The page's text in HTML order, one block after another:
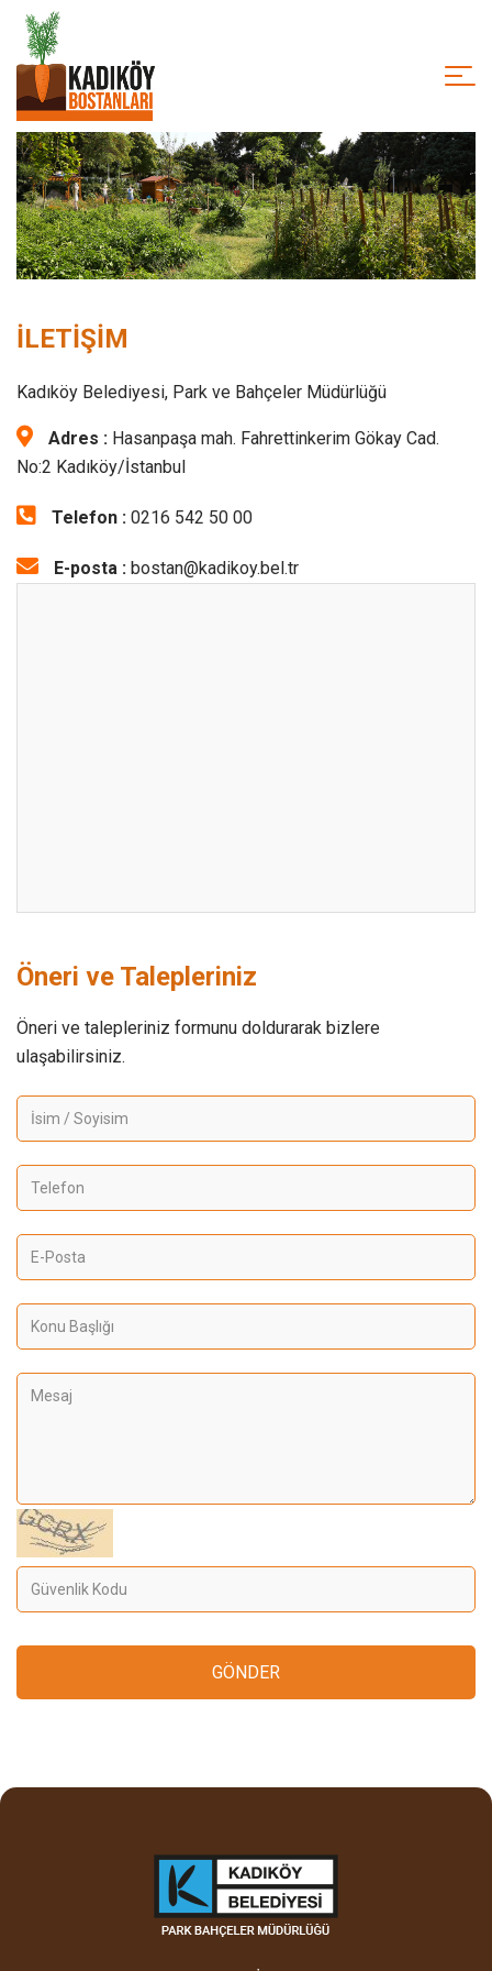
İLETİŞİM
Kadıköy Belediyesi, Park ve Bahçeler Müdürlüğü
Adres : Hasanpaşa mah. Fahrettinkerim Gökay Cad.
No:2 Kadıköy/İstanbul
Telefon : 0216 542 50 00
E-posta : bostan@kadikoy.bel.tr
Öneri ve Talepleriniz
Öneri ve talepleriniz formunu doldurarak bizlere
ulaşabilirsiniz.